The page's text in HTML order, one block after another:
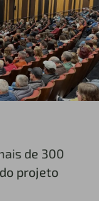
de 300
projeto